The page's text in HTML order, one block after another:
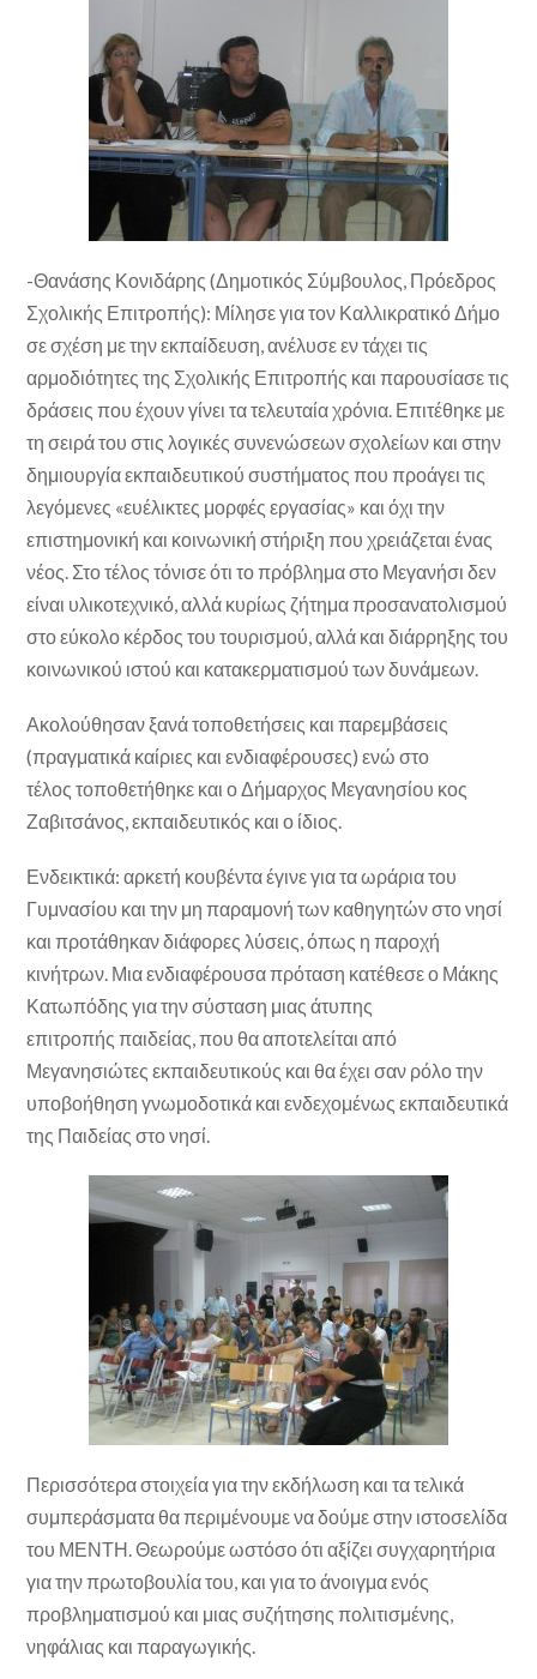
-Θανάσης Κονιδάρης (Δημοτικός Σύμβουλος, Πρόεδρος
Σχολικής Επιτροπής): Μίλησε για τον Καλλικρατικό Δήμο
σε σχέση με την εκπαίδευση, ανέλυσε εν τάχει τις
αρμοδιότητες της Σχολικής Επιτροπής και παρουσίασε τις
δράσεις που έχουν γίνει τα τελευταία χρόνια. Επιτέθηκε με
τη σειρά του στις λογικές συνενώσεων σχολείων και στην
δημιουργία εκπαιδευτικού συστήματος που προάγει τις
λεγόμενες «ευέλικτες μορφές εργασίας» και όχι την
επιστημονική και κοινωνική στήριξη που χρειάζεται ένας
νέος. Στο τέλος τόνισε ότι το πρόβλημα στο Μεγανήσι δεν
είναι υλικοτεχνικό, αλλά κυρίως ζήτημα προσανατολισμού
στο εύκολο κέρδος του τουρισμού, αλλά και διάρρηξης του
κοινωνικού ιστού και κατακερματισμού των δυνάμεων.
Ακολούθησαν ξανά τοποθετήσεις και παρεμβάσεις
(πραγματικά καίριες και ενδιαφέρουσες) ενώ στο
τέλος τοποθετήθηκε και ο Δήμαρχος Μεγανησίου κος
Ζαβιτσάνος, εκπαιδευτικός και ο ίδιος.
Ενδεικτικά: αρκετή κουβέντα έγινε για τα ωράρια του
Γυμνασίου και την μη παραμονή των καθηγητών στο νησί
και προτάθηκαν διάφορες λύσεις, όπως η παροχή
κινήτρων. Μια ενδιαφέρουσα πρόταση κατέθεσε ο Μάκης
Κατωπόδης για την σύσταση μιας άτυπης
επιτροπής παιδείας, που θα αποτελείται από
Μεγανησιώτες εκπαιδευτικούς και θα έχει σαν ρόλο την
υποβοήθηση γνωμοδοτικά και ενδεχομένως εκπαιδευτικά
της Παιδείας στο νησί.
Περισσότερα στοιχεία για την εκδήλωση και τα τελικά
συμπεράσματα θα περιμένουμε να δούμε στην ιστοσελίδα
του ΜΕΝΤΗ. Θεωρούμε ωστόσο ότι αξίζει συγχαρητήρια
για την πρωτοβουλία του, και για το άνοιγμα ενός
προβληματισμού και μιας συζήτησης πολιτισμένης,
νηφάλιας και παραγωγικής.